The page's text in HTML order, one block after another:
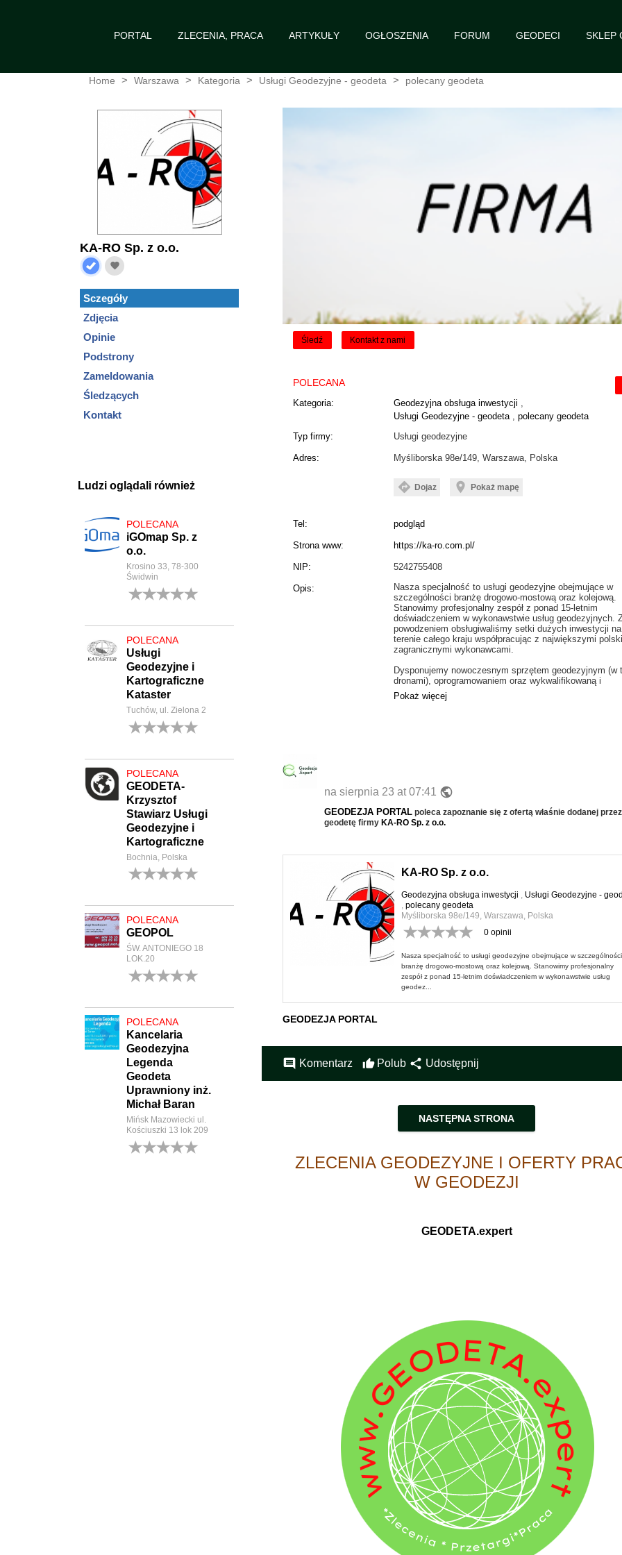
PORTAL ZLECENIA, PRACA ARTYKUŁY OGŁOSZENIA FORUM GEODECI SKLEP
Home Warszawa Kategoria Usługi Geodezyjne - geodeta polecany geodeta
KA-RO Sp. z o.o.
favorite
Sczegóły
Zdjęcia
Opinie
Podstrony
Zameldowania
Śledzących
Kontakt
Ludzi oglądali również
POLECANA
iGOmap Sp. z
o.o.
Krosino 33, 78-300
Świdwin
POLECANA
Usługi
Geodezyjne i
Kartograficzne
Kataster
Tuchów, ul. Zielona 2
POLECANA
GEODETA-
Krzysztof
Stawiarz Usługi
Geodezyjne i
Kartograficzne
Bochnia, Polska
POLECANA
GEOPOL
ŚW. ANTONIEGO 18
LOK.20
POLECANA
Kancelaria
Geodezyjna
Legenda
Geodeta
Uprawniony inż.
Michał Baran
Mińsk Mazowiecki ul.
Kościuszki 13 lok 209
Śledź Kontakt z nami
POLECANA
Kategoria: Geodezyjna obsługa inwestycji
Usługi Geodezyjne - geodeta
polecany geodeta
Typ firmy:
Usługi geodezyjne
Adres: Myśliborska 98e/149, Warszawa, Polska
directions Dojaz location_on Pokaż mapę
Tel: podgląd
Strona www: https://ka-ro.com.pl/
NIP: 5242755408
Opis:
Nasza specjalność to usługi geodezyjne obejmujące w
szczególności branżę drogowo-mostową oraz kolejową.
Stanowimy profesjonalny zespół z ponad 15-letnim
doświadczeniem w wykonawstwie usług geodezyjnych.
powodzeniem obsługiwaliśmy setki dużych inwestycji na
terenie całego kraju współpracując z największymi
zagranicznymi wykonawcami.
Dysponujemy nowoczesnym sprzętem geodezyjnym (w
dronami), oprogramowaniem oraz wykwalifikowaną i
wyszkoloną kadrą posiadającą wszelkie wymagane
uprawnienia. Kładziemy nacisk na stosowanie
Pokaż więcej
na sierpnia 23 at 07:41 public
GEODEZJA PORTAL poleca zapoznanie się z ofertą właśnie dodanej przez
geodetę firmy KA-RO Sp. z o.o.
KA-RO Sp. z o.o.
Geodezyjna obsługa inwestycji
Usługi Geodezyjne -
polecany geodeta
Myśliborska 98e/149, Warszawa, Polska
0 opinii
Nasza specjalność to usługi geodezyjne obejmujące w szczególności
branżę drogowo-mostową oraz kolejową. Stanowimy profesjonalny
zespół z ponad 15-letnim doświadczeniem w wykonawstwie usług
geodez...
GEODEZJA PORTAL
comment Komentarz thumb_up Polub share Udostępnij
NASTĘPNA STRONA
ZLECENIA GEODEZYJNE I OFERTY
W GEODEZJI
GEODETA.expert